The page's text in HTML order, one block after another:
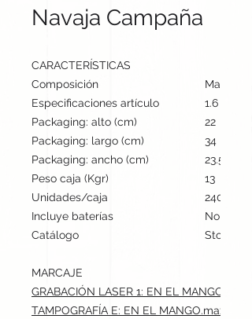
Navaja Campaña
CARACTERÍSTICAS
Composición
Madera/
Especificaciones artículo
1.6 cm /
Packaging: alto (cm)
22
Packaging: largo (cm)
34
Packaging: ancho (cm)
23.5
Peso caja (Kgr)
13
Unidades/caja
240
Incluye baterías
No
Catálogo
Stock
MARCAJE
GRABACIÓN LASER 1: EN EL MANGO.max:
TAMPOGRAFÍA E: EN EL MANGO.max: